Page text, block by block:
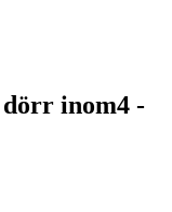
inom4 -